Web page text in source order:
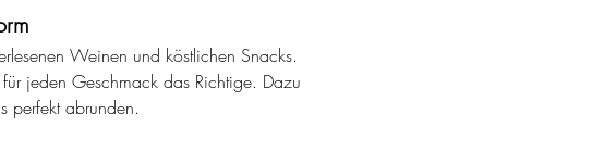
Weinen und köstlichen Snacks.
jeden Geschmack das Richtige. Dazu
perfekt abrunden.